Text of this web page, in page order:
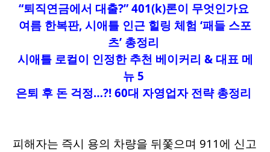
“퇴직연금에서 대출?” 401(k)론이 무엇인가요
여름 한복판, 시애틀 인근 힐링 체험 ‘패들 스포
츠’ 총정리
시애틀 로컬이 인정한 추천 베이커리 & 대표 메
뉴 5
은퇴 후 돈 걱정…?! 60대 자영업자 전략 총정리
피해자는 즉시 용의 차량을 뒤쫓으며 911에 신고